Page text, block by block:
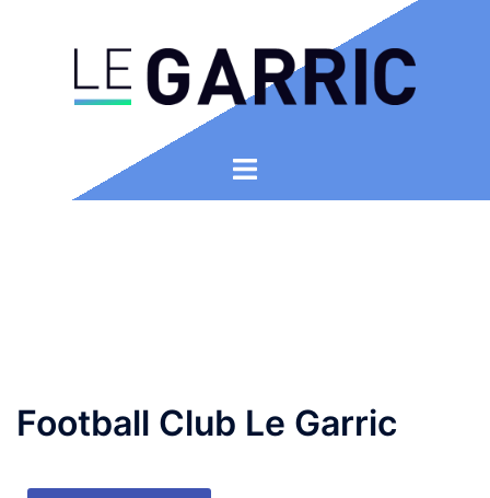
Football Club Le Garric